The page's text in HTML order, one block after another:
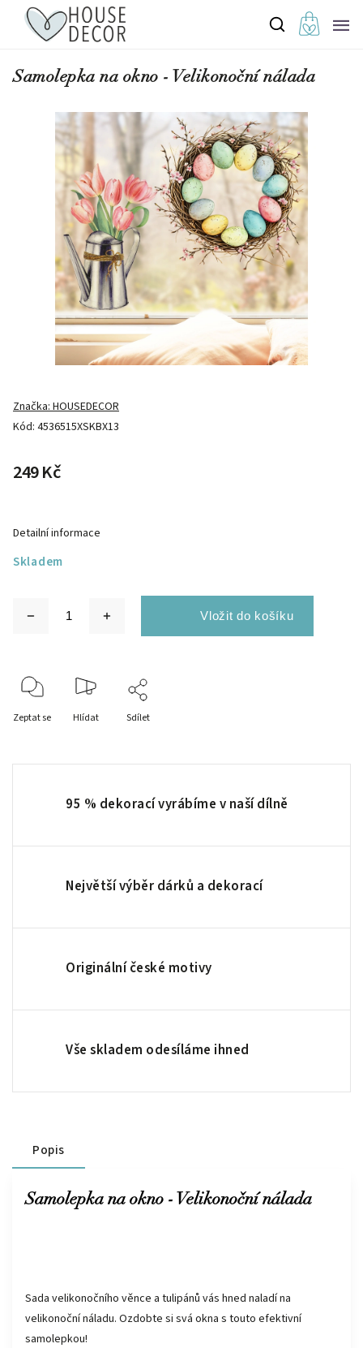
Samolepka na okno - Velikonoční nálada
Kód: 4536515XSKBX13
Značka:HOUSEDECOR
249 Kč
Skladem
Detailní informace
Zeptat se Hlídat Sdílet
95 % dekorací vyrábíme v naší dílně
Největší výběr dárků a dekorací
Originální české motivy
Vše skladem odesíláme ihned
Popis
Samolepka na okno - Velikonoční nálada
Sada velikonočního věnce a tulipánů vás hned naladí na
velikonoční náladu. Ozdobte si svá okna s touto efektivní
samolepkou!